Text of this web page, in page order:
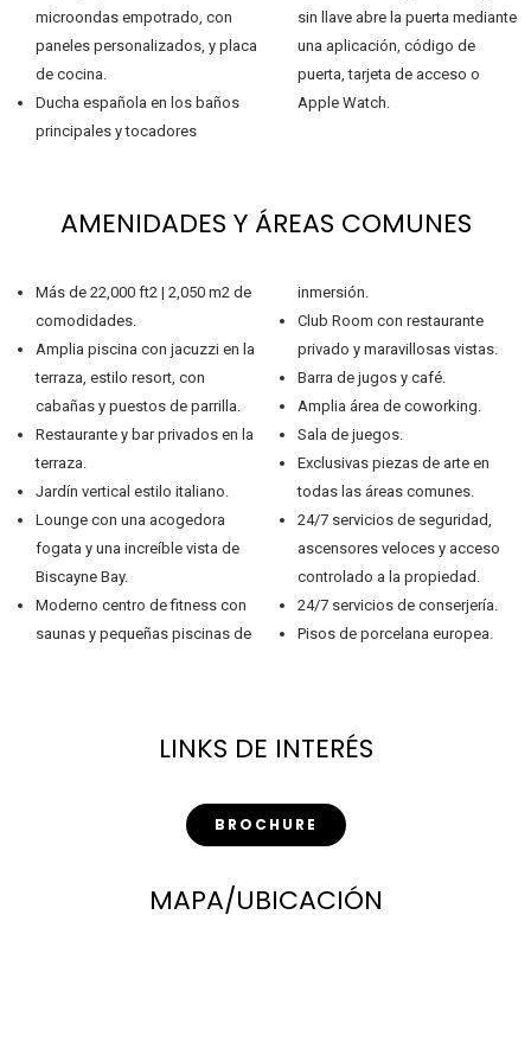
microondas empotrado, con
paneles personalizados, y placa
de cocina.
Ducha española en los baños
principales y tocadores
sin llave abre la puerta mediante
una aplicación, código de
puerta, tarjeta de acceso o
Apple Watch.
AMENIDADES Y ÁREAS COMUNES
Más de 22,000 ft2 | 2,050 m2 de
comodidades.
Amplia piscina con jacuzzi en la
terraza, estilo resort, con
cabañas y puestos de parrilla.
Restaurante y bar privados en la
terraza.
Jardín vertical estilo italiano.
Lounge con una acogedora
fogata y una increíble vista de
Biscayne Bay.
Moderno centro de fitness con
saunas y pequeñas piscinas de
inmersión.
Club Room con restaurante
privado y maravillosas vistas.
Barra de jugos y café.
Amplia área de coworking.
Sala de juegos.
Exclusivas piezas de arte en
todas las áreas comunes.
24/7 servicios de seguridad,
ascensores veloces y acceso
controlado a la propiedad.
24/7 servicios de conserjería.
Pisos de porcelana europea.
LINKS DE INTERÉS
BROCHURE
MAPA/UBICACIÓN